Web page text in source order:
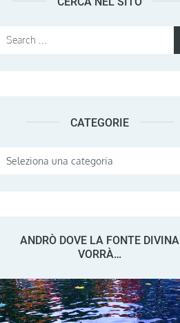
Search
CATEGORIE
Categorie
ANDRÒ DOVE LA FONTE DIVINA
VORRÀ…